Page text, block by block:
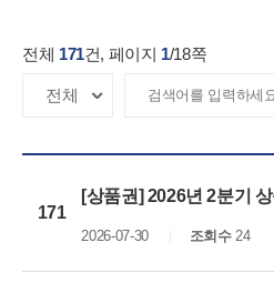
전체 171건, 페이지 1/18쪽
171
[상품권] 2026년 2분기
2026-07-30 조회수24